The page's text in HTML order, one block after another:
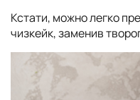
Кстати, можно легко
чизкейк, заменив